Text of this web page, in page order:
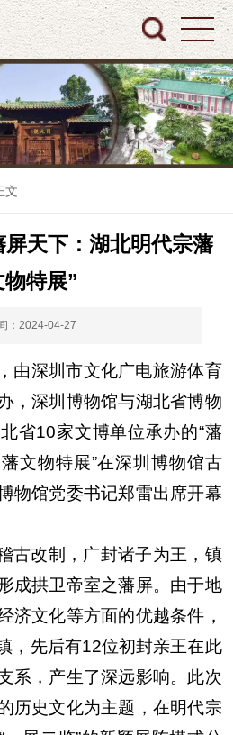
文
天下：湖北明代宗藩
物特展”
：2024-04-27
由深圳市文化广电旅游体育
，深圳博物馆与湖北省博物
省10家文博单位承办的“藩
文物特展”在深圳博物馆古
物馆党委书记郑雷出席开幕
古改制，广封诸子为王，镇
成拱卫帝室之藩屏。由于地
济文化等方面的优越条件，
，先后有12位初封亲王在此
系，产生了深远影响。此次
历史文化为主题，在明代宗